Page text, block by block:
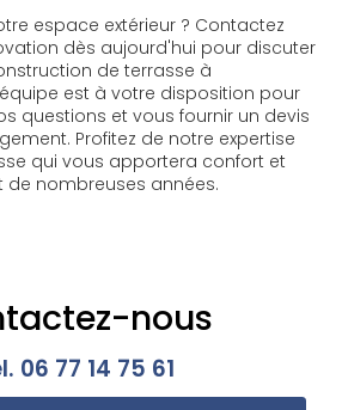
espace extérieur ? Contactez
dès aujourd'hui pour discuter
de terrasse à
est à votre disposition pour
questions et vous fournir un devis
Profitez de notre expertise
qui vous apportera confort et
nombreuses années.
nous
06 77 14 75 61